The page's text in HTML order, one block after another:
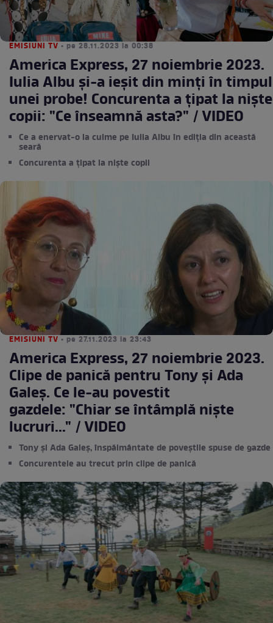
EMISIUNI TV • pe 28.11.2023 la 00:38
America Express, 27 noiembrie 2023.
Iulia Albu și-a ieșit din minți în timpul
unei probe! Concurenta a țipat la niște
copii: "Ce înseamnă asta?" / VIDEO
Ce a enervat-o la culme pe Iulia Albu în ediția din această
seară
Concurenta a țipat la niște copii
EMISIUNI TV • pe 27.11.2023 la 23:43
America Express, 27 noiembrie 2023.
Clipe de panică pentru Tony și Ada
Galeș. Ce le-au povestit
gazdele: "Chiar se întâmplă niște
lucruri..." / VIDEO
Tony și Ada Galeș, înspăimântate de poveștile spuse de gazde
Concurentele au trecut prin clipe de panică